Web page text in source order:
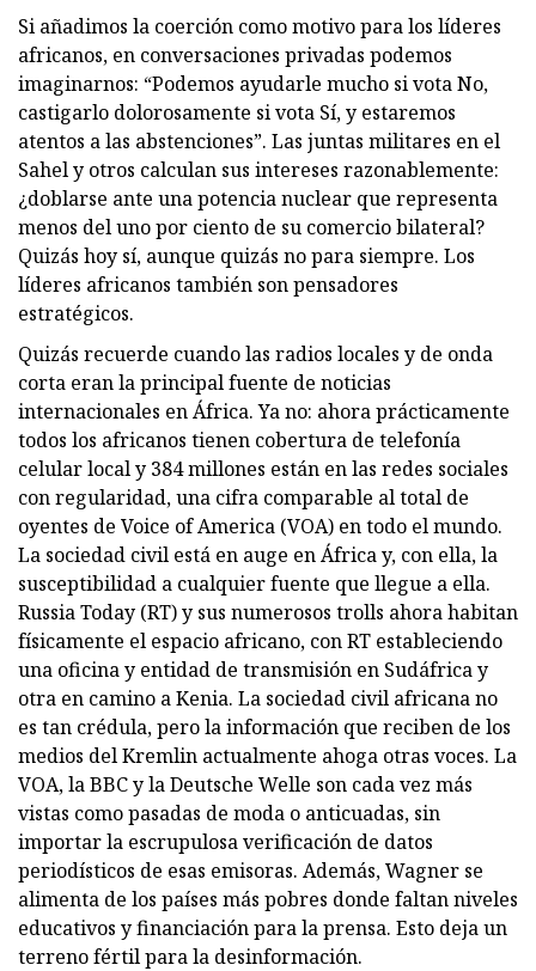
Si añadimos la coerción como motivo para los líderes
africanos, en conversaciones privadas podemos
imaginarnos: “Podemos ayudarle mucho si vota No,
castigarlo dolorosamente si vota Sí, y estaremos
atentos a las abstenciones”. Las juntas militares en el
Sahel y otros calculan sus intereses razonablemente:
¿doblarse ante una potencia nuclear que representa
menos del uno por ciento de su comercio bilateral?
Quizás hoy sí, aunque quizás no para siempre. Los
líderes africanos también son pensadores
estratégicos.
Quizás recuerde cuando las radios locales y de onda
corta eran la principal fuente de noticias
internacionales en África. Ya no: ahora prácticamente
todos los africanos tienen cobertura de telefonía
celular local y 384 millones están en las redes sociales
con regularidad, una cifra comparable al total de
oyentes de Voice of America (VOA) en todo el mundo.
La sociedad civil está en auge en África y, con ella, la
susceptibilidad a cualquier fuente que llegue a ella.
Russia Today (RT) y sus numerosos trolls ahora habitan
físicamente el espacio africano, con RT estableciendo
una oficina y entidad de transmisión en Sudáfrica y
otra en camino a Kenia. La sociedad civil africana no
es tan crédula, pero la información que reciben de los
medios del Kremlin actualmente ahoga otras voces. La
VOA, la BBC y la Deutsche Welle son cada vez más
vistas como pasadas de moda o anticuadas, sin
importar la escrupulosa verificación de datos
periodísticos de esas emisoras. Además, Wagner se
alimenta de los países más pobres donde faltan niveles
educativos y financiación para la prensa. Esto deja un
terreno fértil para la desinformación.